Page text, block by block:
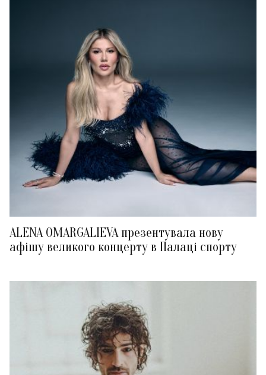
ALENA OMARGALIEVA презентувала нову
афішу великого концерту в Палаці спорту